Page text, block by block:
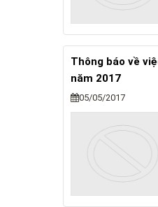
Thông báo về
năm 2017
05/05/2017